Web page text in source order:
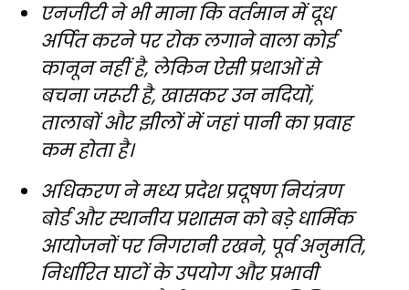
एनजीटी ने भी माना कि वर्तमान में दूध
अर्पित करने पर रोक लगाने वाला कोई
कानून नहीं है, लेकिन ऐसी प्रथाओं से
बचना जरूरी है, खासकर उन नदियों,
तालाबों और झीलों में जहां पानी का प्रवाह
कम होता है।
अधिकरण ने मध्य प्रदेश प्रदूषण नियंत्रण
बोर्ड और स्थानीय प्रशासन को बड़े धार्मिक
आयोजनों पर निगरानी रखने, पूर्व अनुमति,
निर्धारित घाटों के उपयोग और प्रभावी